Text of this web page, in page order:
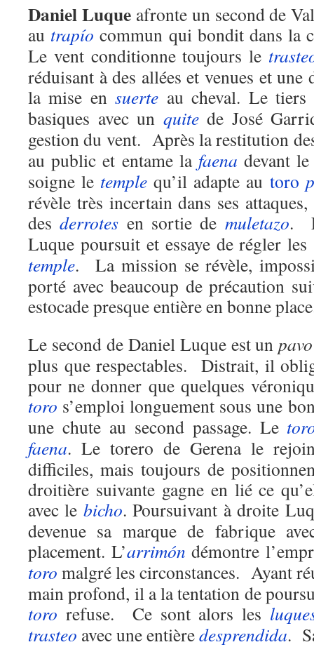
Daniel Luqueafronte un second de
au trapío commun qui bondit dans la
Le vent conditionne toujours le
réduisant à des allées et venues et
la mise ensuerte au cheval. Le
basiques avec un quitede José
gestion du vent. Après la restitution
au public et entame la faena devant
soigne le temple qu’il adapte au toro
révèle très incertain dans ses
desderrotes en sortie de muletazo.
Luque poursuit et essaye de régler
temple. La mission se révèle,
porté avec beaucoup de précaution
estocade presque entière en bonne
Le second de Daniel Luque est unpavo
plus que respectables. Distrait, il
pour ne donner que quelques
toro s’emploi longuement sous une
une chute au second passage. Le
faena. Le torero de Gerena le
difficiles, mais toujours de
droitière suivante gagne en lié ce
avec le bicho. Poursuivant à droite
devenue sa marque de fabrique
placement. L’arrimón démontre
toro malgré les circonstances. Ayant
main profond, il a la tentation de
toro refuse. Ce sont alors les
trasteo avec une entièredesprendida.